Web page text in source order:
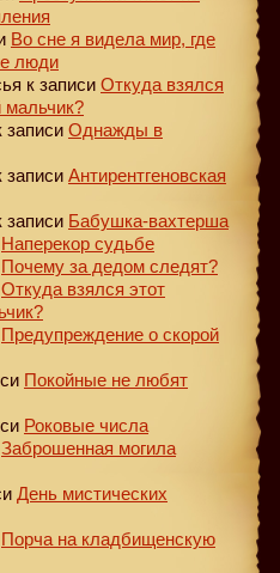
Во сне я видела мир, где
люди
к записи Откуда взялся
мальчик?
записи Однажды в
записи Антирентгеновская
записи Бабушка-вахтерша
Наперекор судьбе
Почему за дедом следят?
Откуда взялся этот
Предупреждение о скорой
Покойные не любят
Роковые числа
Заброшенная могила
День мистических
Порча на кладбищенскую